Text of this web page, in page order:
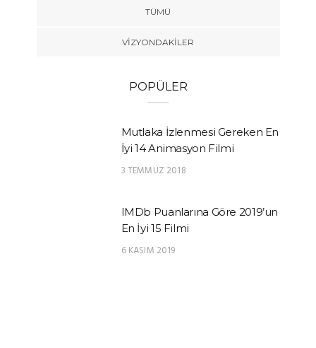
TÜMÜ
VIZYONDAKILER
POPÜLER
Mutlaka İzlenmesi Gereken En
İyi 14 Animasyon Filmi
3 TEMMUZ 2018
IMDb Puanlarına Göre 2019’un
En İyi 15 Filmi
6 KASIM 2019